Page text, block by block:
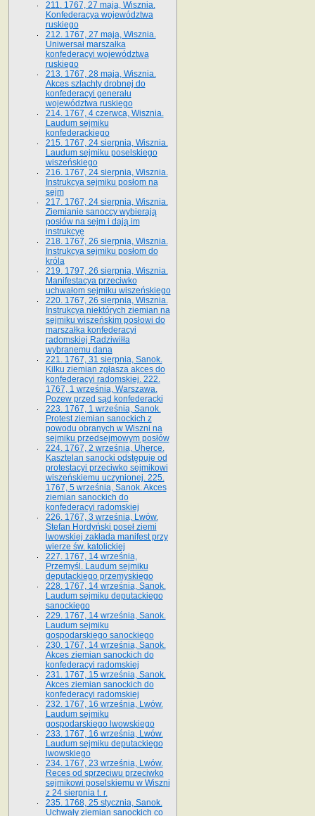
211. 1767, 27 maja, Wisznia.
Konfederacya województwa
ruskiego
212. 1767, 27 maja, Wisznia.
Uniwersał marszałka
konfederacyi województwa
ruskiego
213. 1767, 28 maja, Wisznia.
Akces szlachty drobnej do
konfederacyi generału
województwa ruskiego
214. 1767, 4 czerwca, Wisznia.
Laudum sejmiku
konfederackiego
215. 1767, 24 sierpnia, Wisznia.
Laudum sejmiku poselskiego
wiszeńskiego
216. 1767, 24 sierpnia, Wisznia.
Instrukcya sejmiku posłom na
sejm
217. 1767, 24 sierpnia, Wisznia.
Ziemianie sanoccy wybierają
posłów na sejm i dają im
instrukcyę
218. 1767, 26 sierpnia, Wisznia.
Instrukcya sejmiku posłom do
króla
219. 1797, 26 sierpnia, Wisznia.
Manifestacya przeciwko
uchwałom sejmiku wiszeńskiego
220. 1767, 26 sierpnia, Wisznia.
Instrukcya niektórych ziemian na
sejmiku wiszeńskim posłowi do
marszałka konfe­deracyi
radomskiej Radziwiłła
wybranemu dana
221. 1767, 31 sierpnia, Sanok.
Kilku ziemian zgłasza akces do
konfederacyi radomskiej. 222.
1767, 1 września, Warszawa.
Pozew przed sąd konfederacki
223. 1767, 1 września, Sanok.
Protest ziemian sanockich z
powodu obranych w Wiszni na
sejmiku przedsejmo­wym posłów
224. 1767, 2 września, Uherce.
Kasztelan sanocki odstępuje od
protestacyi przeciwko sejmikowi
wiszeńskiemu uczynionej. 225.
1767, 5 września, Sanok. Akces
ziemian sanockich do
konfederacyi radomskiej
226. 1767, 3 września, Lwów.
Stefan Hordyński poseł ziemi
lwowskiej zakłada manifest przy
wierze św. ka­tolickiej
227. 1767, 14 września,
Przemyśl. Laudum sejmiku
deputackiego przemyskiego
228. 1767, 14 września, Sanok.
Laudum sejmiku deputackiego
sanockiego
229. 1767, 14 września, Sanok.
Laudum sejmiku
gospodarskiego sanockiego
230. 1767, 14 września, Sanok.
Akces ziemian sanockich do
konfederacyi radomskiej
231. 1767, 15 września, Sanok.
Akces ziemian sanockich do
konfederacyi radomskiej
232. 1767, 16 września, Lwów.
Laudum sejmiku
gospodarskiego lwowskiego
233. 1767, 16 września, Lwów.
Laudum sejmiku deputackiego
lwowskiego
234. 1767, 23 września, Lwów.
Reces od sprzeciwu przeciwko
sejmikowi poselskiemu w Wiszni
z 24 sierpnia t. r.
235. 1768, 25 stycznia, Sanok.
Uchwały ziemian sanockich co